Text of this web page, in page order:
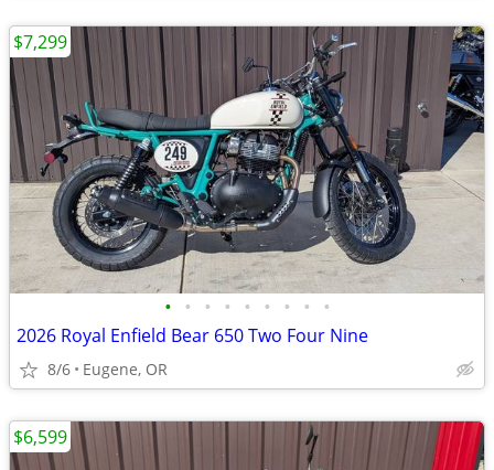
• • • • • • • • •
2026 Royal Enfield Bear 650 Two Four Nine
8/6 Eugene, OR
$7,299
$6,599